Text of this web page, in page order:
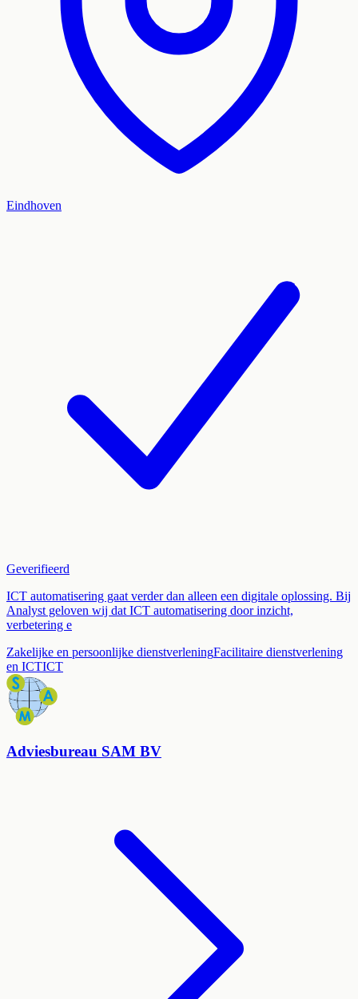
Eindhoven
Geverifieerd
ICT automatisering gaat verder dan alleen een digitale oplossing. Bij
Analyst geloven wij dat ICT automatisering door inzicht,
verbetering e
Zakelijke en persoonlijke dienstverleningFacilitaire dienstverlening
en ICTICT
Adviesbureau SAM BV